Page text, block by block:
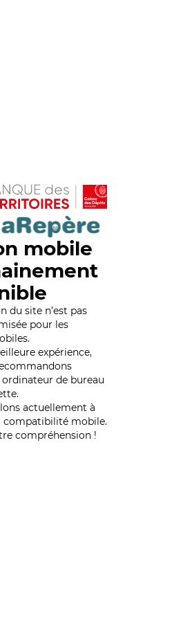
mobile
du site n’est pas
pour les
expérience,
de bureau
actuellement à
compatibilité mobile.
compréhension !